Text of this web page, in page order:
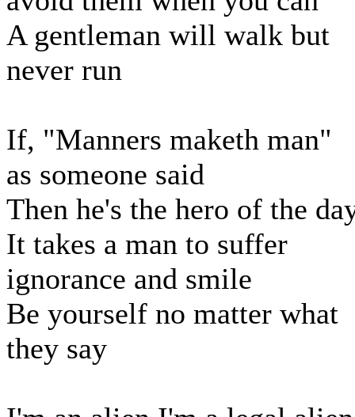
A gentleman will walk but
never run
If, "Manners maketh man"
as someone said
Then he's the hero of the
It takes a man to suffer
ignorance and smile
Be yourself no matter what
they say